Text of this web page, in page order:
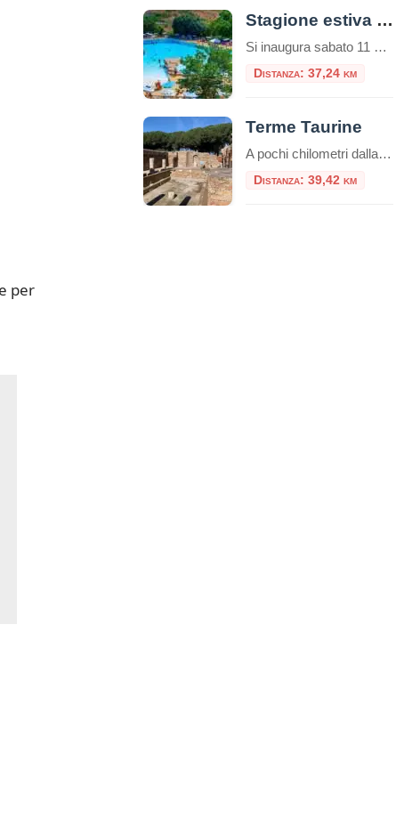
per
Stagione estiva di Aquafelix
Si inaugura sabato 11 giugno la nuova stagione di Aquafelix a Civitavecchia, il più grande Parco aquatico del Centro Italia, tra i 10 più belli nel Paese. Tante le attività in programma per una estate che si annuncia piena di eventi, con particolare attenzione alle famiglie e al divertimento dei bambini.Indice dei contenutiPerché scegliere un […]
Distanza: 37,24 km
Terme Taurine
A pochi chilometri dalla vivace città portuale di Civitavecchia, su una verdeggiante collina che domina il Tirreno, sorge uno dei complessi termali romani più affascinanti e meglio conservati dell’Etruria meridionale: l’Area Archeologica delle Terme Taurine, conosciute anche come Terme di Traiano. Questo sito non è solo un complesso di antiche rovine, ma una vera e […]
Distanza: 39,42 km